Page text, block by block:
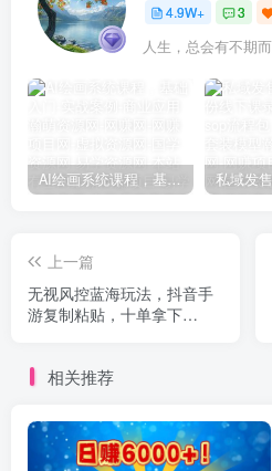
4.9W+ 3
人生，总会有不期
AI绘画系统课程，基础入门-实战案例-商业应用
上一篇
无视风控蓝海玩法，抖音手
游复制粘贴，十单拿下
相关推荐